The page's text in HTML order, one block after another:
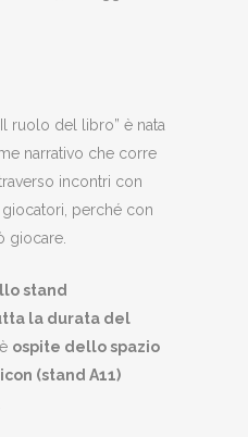
ruolo del libro” è nata
narrativo che corre
incontri con
perché con
giocare.
stand
la durata del
ospite dello spazio
(stand A11)